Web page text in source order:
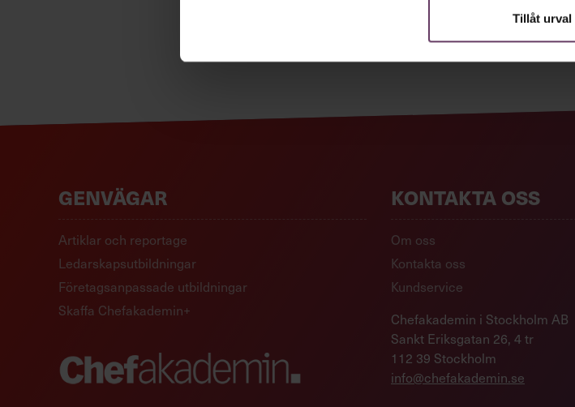
Tillåt urval
GENVÄGAR
Artiklar och reportage
Ledarskapsutbildningar
Företagsanpassade utbildningar
Skaffa Chefakademin+
KONTAKTA OSS
Om oss
Kontakta oss
Kundservice
Chefakademin i Stockholm AB
Sankt Eriksgatan 26, 4 tr
112 39 Stockholm
info@chefakademin.se